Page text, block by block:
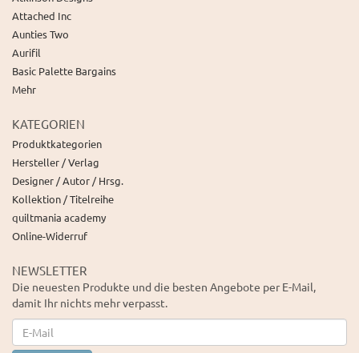
Attached Inc
Aunties Two
Aurifil
Basic Palette Bargains
Mehr
KATEGORIEN
Produktkategorien
Hersteller / Verlag
Designer / Autor / Hrsg.
Kollektion / Titelreihe
quiltmania academy
Online-Widerruf
NEWSLETTER
Die neuesten Produkte und die besten Angebote per E-Mail,
damit Ihr nichts mehr verpasst.
Newsletter